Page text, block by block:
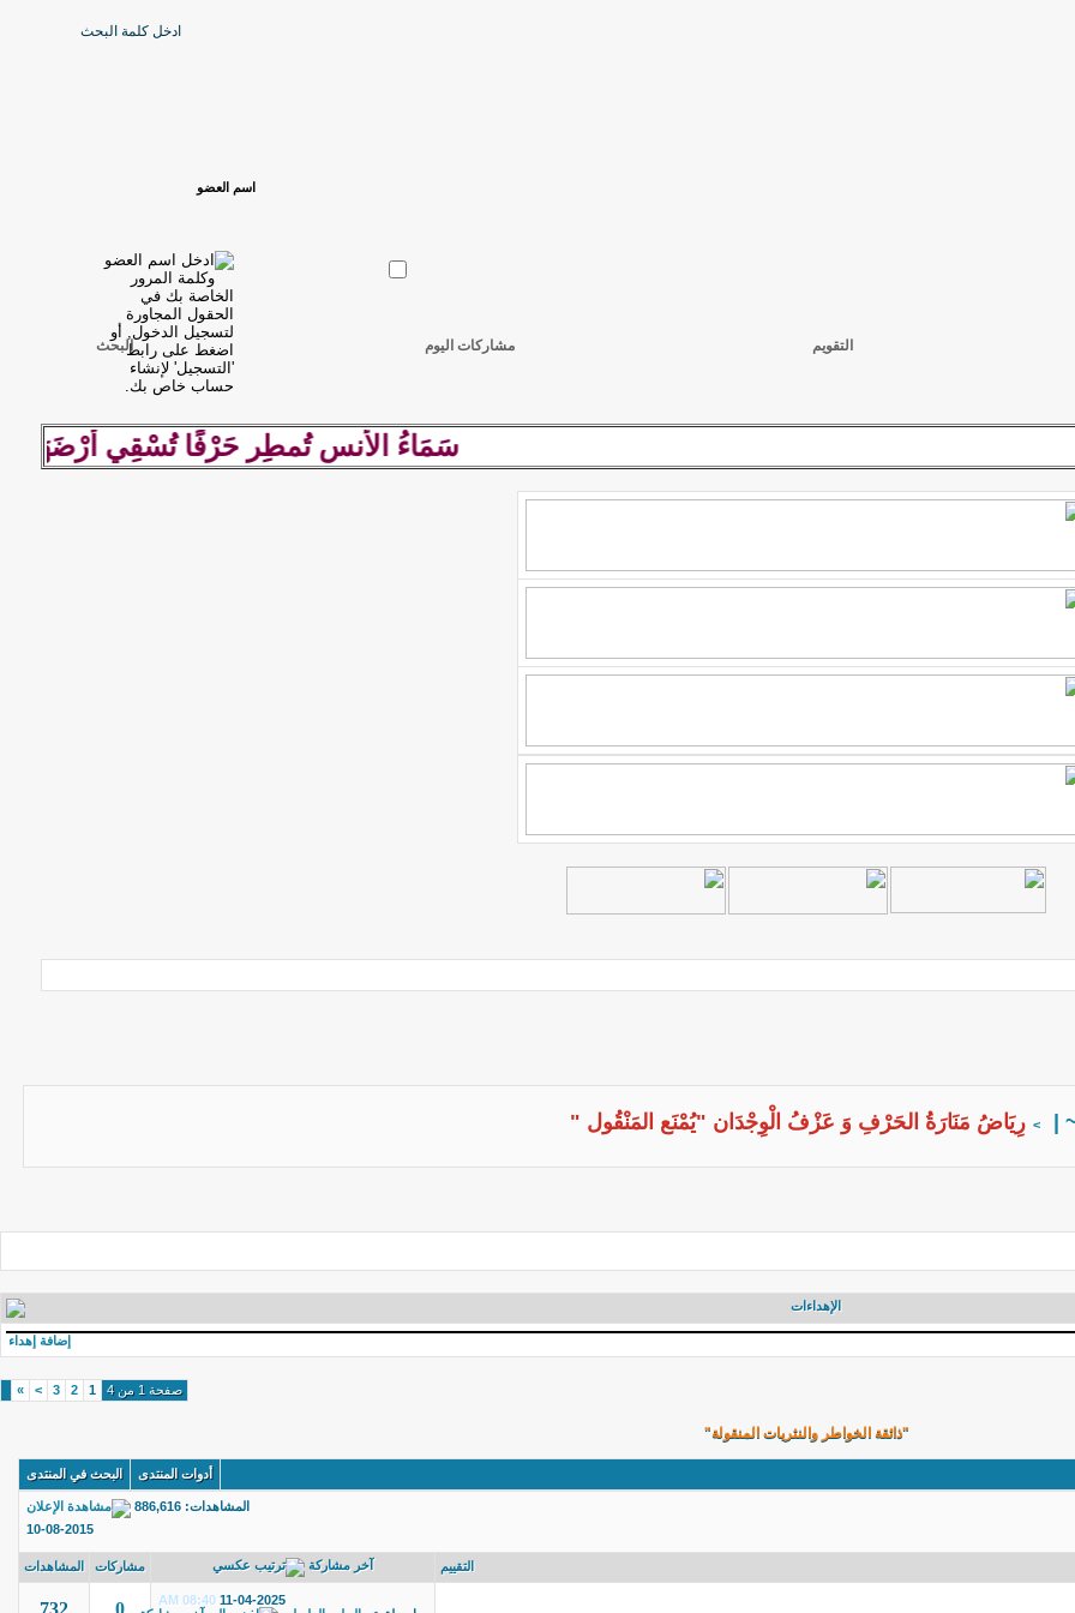
التقويم مشاركات اليوم البحث
سَمَاءُ الأُنسِ تُمطِر حَرْفًا تُسْقِي أرْضَهَا كلِمة
|
> رِيَاضُ مَنَارَةُ الحَرْفِ وَ عَزْفُ الْوِجْدَان "يُمْنَع المَنْقُول "
الإهداءات
إضافة إهداء
صفحة 1 من 4 1
2
3
>
»
"ذائقة الخواطر والنثريات المنقولة"
أدوات المنتدى البحث في المنتدى
المشاهدات: 886,616
10-08-2015
التقييم آخر مشاركة مشاركات المشاهدات
11-04-2025
08:40 AM
0
732